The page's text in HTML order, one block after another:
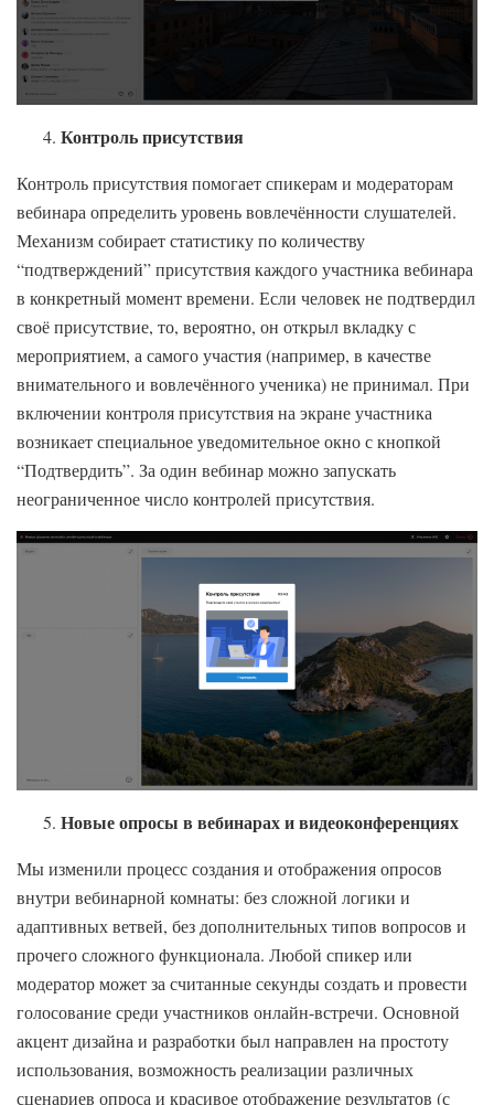
Контроль присутствия
Контроль присутствия помогает спикерам и модераторам
вебинара определить уровень вовлечённости слушателей.
Механизм собирает статистику по количеству
“подтверждений” присутствия каждого участника вебинара
в конкретный момент времени. Если человек не подтвердил
своё присутствие, то, вероятно, он открыл вкладку с
мероприятием, а самого участия (например, в качестве
внимательного и вовлечённого ученика) не принимал. При
включении контроля присутствия на экране участника
возникает специальное уведомительное окно с кнопкой
“Подтвердить”. За один вебинар можно запускать
неограниченное число контролей присутствия.
Новые опросы в вебинарах и видеоконференциях
Мы изменили процесс создания и отображения опросов
внутри вебинарной комнаты: без сложной логики и
адаптивных ветвей, без дополнительных типов вопросов и
прочего сложного функционала. Любой спикер или
модератор может за считанные секунды создать и провести
голосование среди участников онлайн-встречи. Основной
акцент дизайна и разработки был направлен на простоту
использования, возможность реализации различных
сценариев опроса и красивое отображение результатов (с